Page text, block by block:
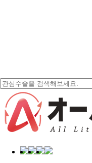
Close
Search